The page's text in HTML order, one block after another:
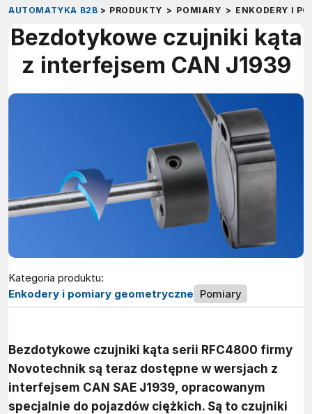
AUTOMATYKA B2B > PRODUKTY > POMIARY > ENKODERY I
Bezdotykowe czujniki kąta
z interfejsem CAN J1939
Kategoria produktu:
Enkodery i pomiary geometryczne Pomiary
Bezdotykowe czujniki kąta serii RFC4800 firmy
Novotechnik są teraz dostępne w wersjach z
interfejsem CAN SAE J1939, opracowanym
specjalnie do pojazdów ciężkich. Są to czujniki